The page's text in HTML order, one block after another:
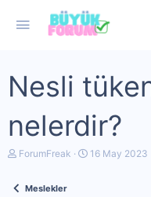
Nesli
nelerdir?
K
u
ForumFreak
B16 May 2023
Meslekler